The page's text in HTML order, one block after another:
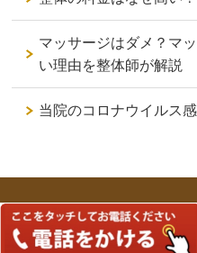
マッサージはダメ？マ
い理由を整体師が解説
当院のコロナウイルス